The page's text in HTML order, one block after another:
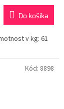
Do košíka
v kg: 61
Kód: 8898